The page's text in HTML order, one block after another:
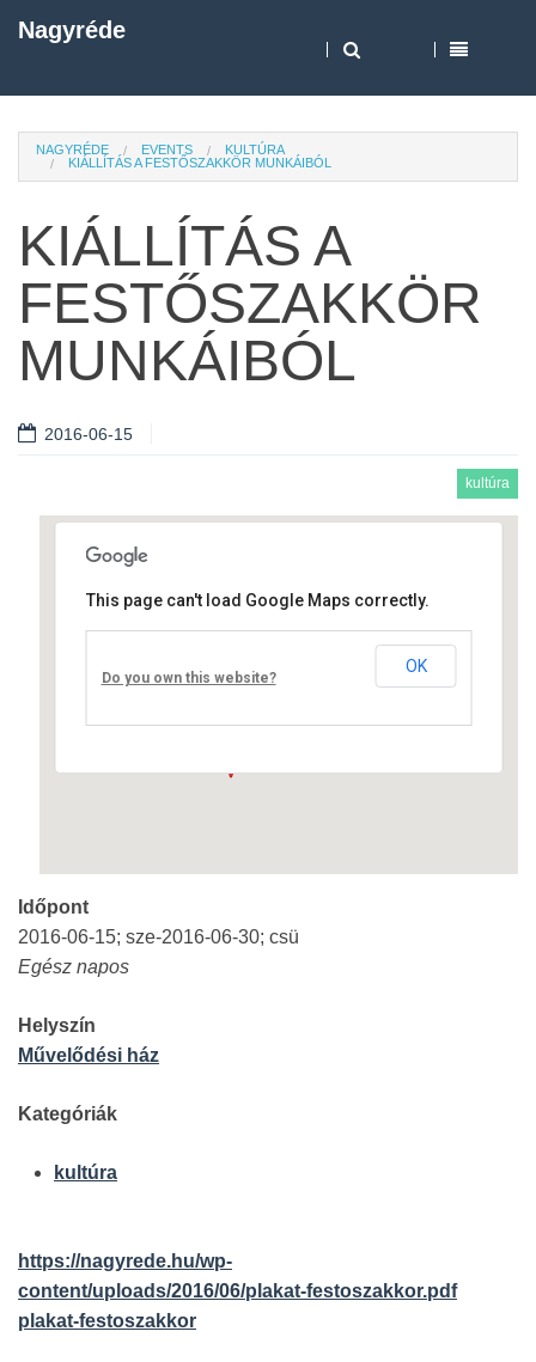
Nagyréde
NAGYRÉDE EVENTS
KULTÚRA
KIÁLLÍTÁS A FESTŐSZAKKÖR MUNKÁIBÓL
KIÁLLÍTÁS A
FESTŐSZAKKÖR
MUNKÁIBÓL
2016-06-15
kultúra
Művelődési ház
Fő út 8 - Nagyréde
This page can't load Google Maps correctly.
Do you own this website?
OK
Időpont
2016-06-15; sze-2016-06-30; csü
Egész napos
Helyszín
Művelődési ház
Kategóriák
kultúra
https://nagyrede.hu/wp-
content/uploads/2016/06/plakat-festoszakkor.pdf
plakat-festoszakkor